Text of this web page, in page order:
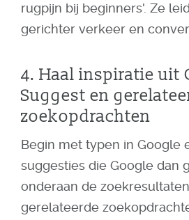
rugpijn bij beginners'. Ze
gerichter verkeer en
4. Haal inspiratie uit
Suggest en
zoekopdrachten
Begin met typen in Google
suggesties die Google dan
onderaan de
gerelateerde